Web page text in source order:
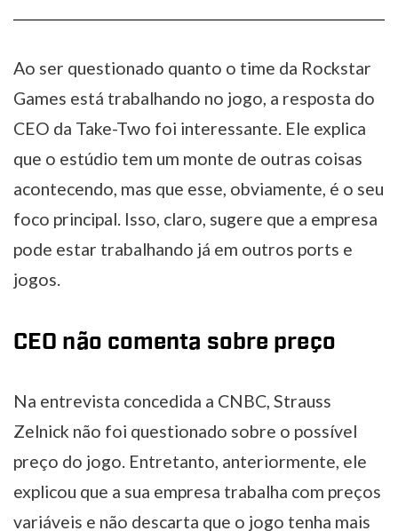
Ao ser questionado quanto o time da Rockstar
Games está trabalhando no jogo, a resposta do
CEO da Take-Two foi interessante. Ele explica
que o estúdio tem um monte de outras coisas
acontecendo, mas que esse, obviamente, é o seu
foco principal. Isso, claro, sugere que a empresa
pode estar trabalhando já em outros ports e
jogos.
CEO não comenta sobre preço
Na entrevista concedida a CNBC, Strauss
Zelnick não foi questionado sobre o possível
preço do jogo. Entretanto, anteriormente, ele
explicou que a sua empresa trabalha com preços
variáveis e não descarta que o jogo tenha mais